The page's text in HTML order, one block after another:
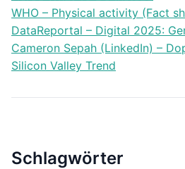
WHO – Physical activity (Fact
DataReportal – Digital 2025:
Cameron Sepah (LinkedIn) –
Silicon Valley Trend
Schlagwörter